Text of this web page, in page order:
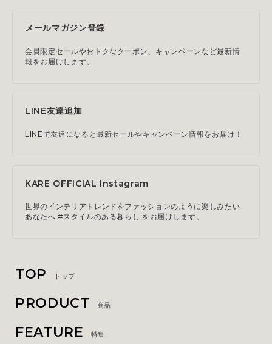
メールマガジン登録
会員限定セールやおトクなクーポン、キャンペーンなど最新情
報をお届けします。
LINE友達追加
LINEで友達になると最新セールやキャンペーン情報をお届け！
KARE OFFICIAL Instagram
世界のインテリアトレンドをファッションのように楽しみたい
あなたへ #スタイルのある暮らし をお届けします。
TOP トップ
PRODUCT 商品
FEATURE 特集